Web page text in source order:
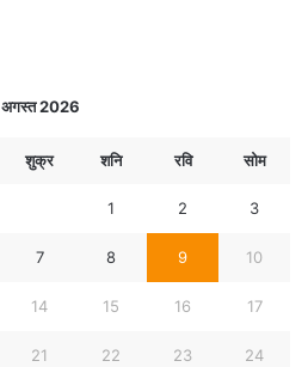
अगस्त 2026
शुक्र शनि रवि सोम
1 2 3
7 8 9 10
14 15 16 17
21 22 23 24